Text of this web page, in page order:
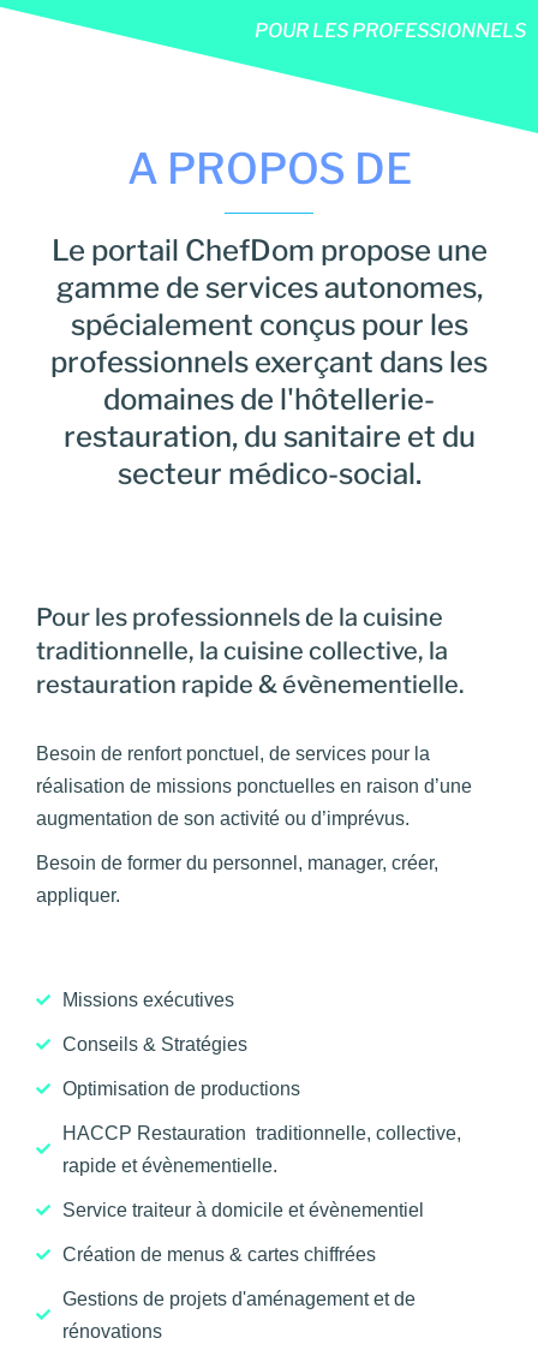
POUR LES PROFESSIONNELS
A PROPOS DE
Le portail ChefDom propose une
gamme de services autonomes,
spécialement conçus pour les
professionnels exerçant dans les
domaines de l'hôtellerie-
restauration, du sanitaire et du
secteur médico-social.
Pour les professionnels de la cuisine
traditionnelle, la cuisine collective, la
restauration rapide & évènementielle.
Besoin de renfort ponctuel, de services pour la
réalisation de missions ponctuelles en raison d’une
augmentation de son activité ou d’imprévus.
Besoin de former du personnel, manager, créer,
appliquer.
Missions exécutives
Conseils & Stratégies
Optimisation de productions
HACCP Restauration traditionnelle, collective,
rapide et évènementielle.
Service traiteur à domicile et évènementiel
Création de menus & cartes chiffrées
Gestions de projets d'aménagement et de
rénovations